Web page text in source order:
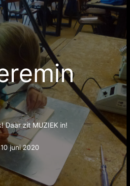
Daar zit MUZIEK in!
10 juni 2020